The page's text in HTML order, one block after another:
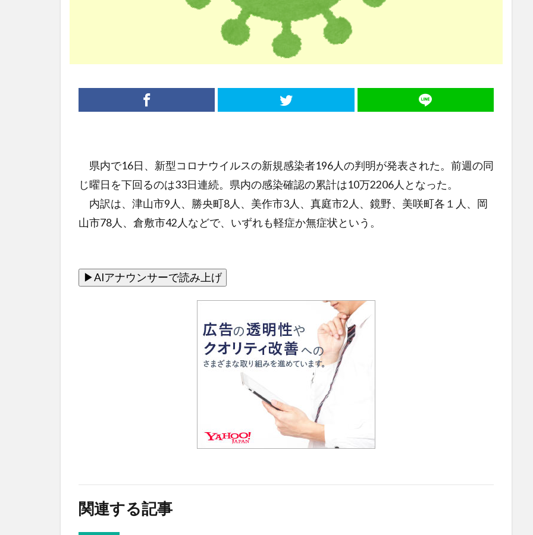
県内で16日、新型コロナウイルスの新規感染者196人の判明が発表された。前週の同
じ曜日を下回るのは33日連続。県内の感染確認の累計は10万2206人となった。
内訳は、津山市9人、勝央町8人、美作市3人、真庭市2人、鏡野、美咲町各１人、岡
山市78人、倉敷市42人などで、いずれも軽症か無症状という。
関連する記事